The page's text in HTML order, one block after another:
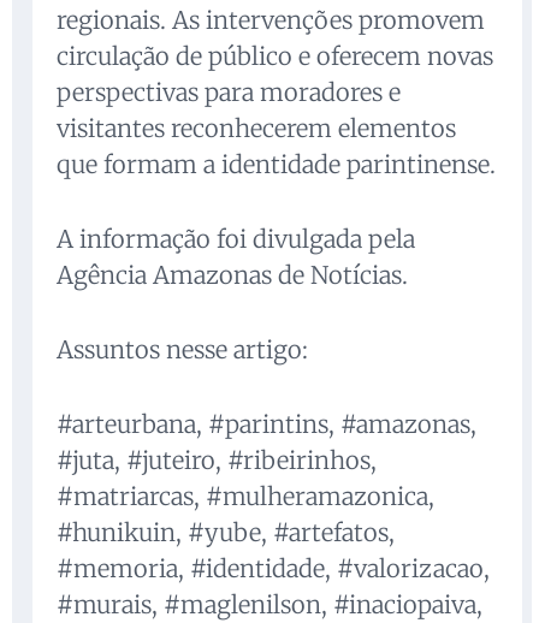
regionais. As intervenções promovem
circulação de público e oferecem novas
perspectivas para moradores e
visitantes reconhecerem elementos
que formam a identidade parintinense.
A informação foi divulgada pela
Agência Amazonas de Notícias.
Assuntos nesse artigo:
#arteurbana, #parintins, #amazonas,
#juta, #juteiro, #ribeirinhos,
#matriarcas, #mulheramazonica,
#hunikuin, #yube, #artefatos,
#memoria, #identidade, #valorizacao,
#murais, #maglenilson, #inaciopaiva,